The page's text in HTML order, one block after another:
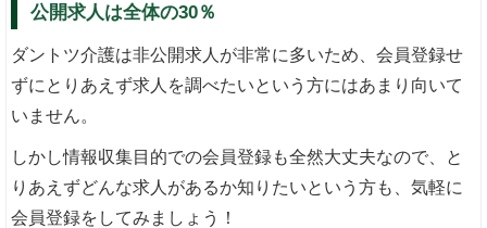
公開求人は全体の30％
ダントツ介護は非公開求人が非常に多いため、会員登録せ
ずにとりあえず求人を調べたいという方にはあまり向いて
いません。
しかし情報収集目的での会員登録も全然大丈夫なので、と
りあえずどんな求人があるか知りたいという方も、気軽に
会員登録をしてみましょう！